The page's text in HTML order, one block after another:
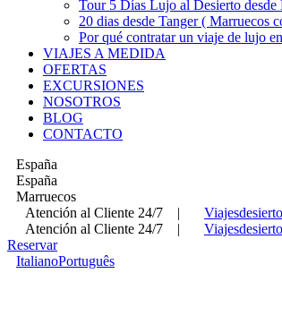
Tour 5 Días Lujo al Desierto desde
20 dias desde Tanger ( Marruecos
Por qué contratar un viaje de lujo
VIAJES A MEDIDA
OFERTAS
EXCURSIONES
NOSOTROS
BLOG
CONTACTO
España
España
Marruecos
Atención al Cliente 24/7
|
Atención al Cliente 24/7
|
Reservar
ItalianoPortuguês